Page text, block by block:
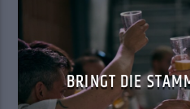
BRINGT DIE